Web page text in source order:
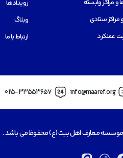
و مراکز وابسته
مراکز ستادی
عملکرد
رویدادها
وبلاگ
ارتباط با ما
info@maaref.org
025-33553657
معارف اهل بیت (ع) محفوظ می باشد .